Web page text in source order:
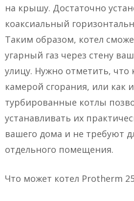
на крышу. Достаточно
коаксиальный
Таким образом, котел
угарный газ через стену
улицу. Нужно отметить, что
камерой сгорания, или как
турбированные котлы
устанавливать их
вашего дома и не требуют
отдельного помещения.
Что может котел Protherm